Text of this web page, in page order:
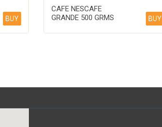
BUY
CAFE NESCAFE
GRANDE 500 GRMS
BUY